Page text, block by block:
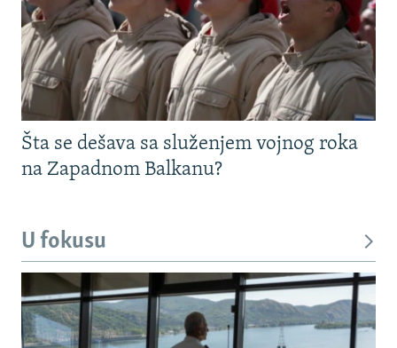
Šta se dešava sa služenjem vojnog roka
na Zapadnom Balkanu?
U fokusu